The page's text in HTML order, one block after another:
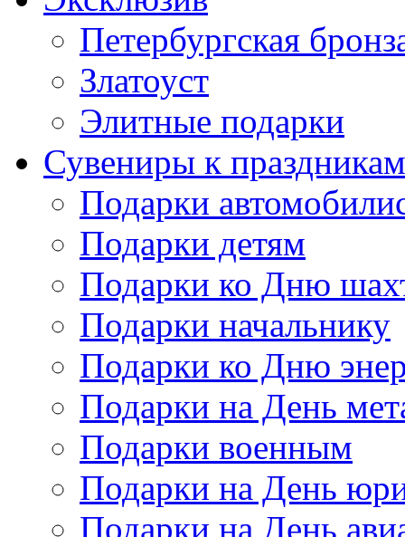
Петербургская
Златоуст
Элитные подарки
Сувениры к праздникам
Подарки
Подарки детям
Подарки ко Дню
Подарки начальнику
Подарки ко Дню
Подарки на День
Подарки военным
Подарки на День
Подарки на День